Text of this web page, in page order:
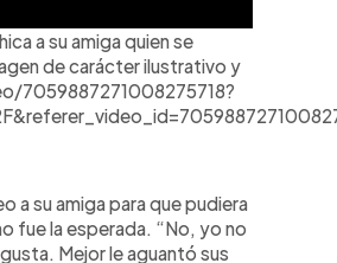
a su amiga quien se
de carácter ilustrativo y
7059887271008275718?
a su amiga para que pudiera
fue la esperada. “No, yo no
Mejor le aguantó sus